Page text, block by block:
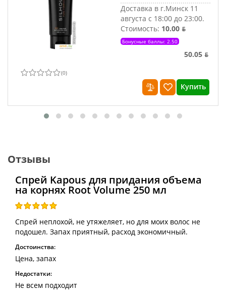
Доставка в г.Минск 11
августа с 18:00 до 23:00.
Стоимость: 10.00 ƃ
Бонусные баллы: 2.50
50.05 ƃ
(0)
Купить
Отзывы
Спрей Kapous для придания объема
на корнях Root Volume 250 мл
Спрей неплохой, не утяжеляет, но для моих волос не
подошел. Запах приятный, расход экономичный.
Достоинства:
Цена, запах
Недостатки:
Не всем подходит